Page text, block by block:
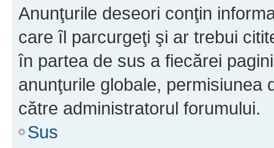
Anunţurile deseori conţin
care îl parcurgeţi şi ar trebui
în partea de sus a fiecărei
anunţurile globale, permisiunea
către administratorul forumului.
Sus